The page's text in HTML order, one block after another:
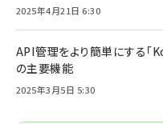
2025年4月21日 6:30
API管理をより簡単にする
の主要機能
2025年3月5日 5:30